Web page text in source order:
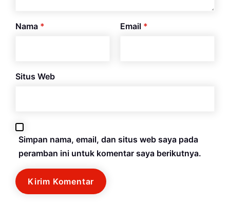
Nama * Email *
Situs Web
Simpan nama, email, dan situs web saya pada
peramban ini untuk komentar saya berikutnya.